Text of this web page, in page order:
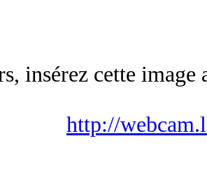
insérez cette
http://